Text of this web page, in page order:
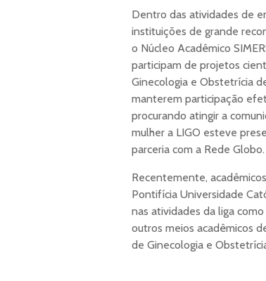
Dentro das atividades de
instituições de grande
o Núcleo Acadêmico
participam de projetos
Ginecologia e Obstetrícia
manterem participação
procurando atingir a
mulher a LIGO esteve
parceria com a Rede Globo.
Recentemente,
Pontifícia Universidade
nas atividades da liga
outros meios acadêmicos
de Ginecologia e